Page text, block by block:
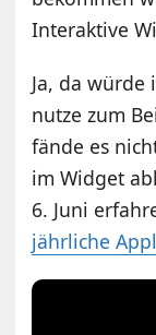
Interaktive
Ja, da würde
nutze zum
fände es
im Widget
6. Juni
jährliche